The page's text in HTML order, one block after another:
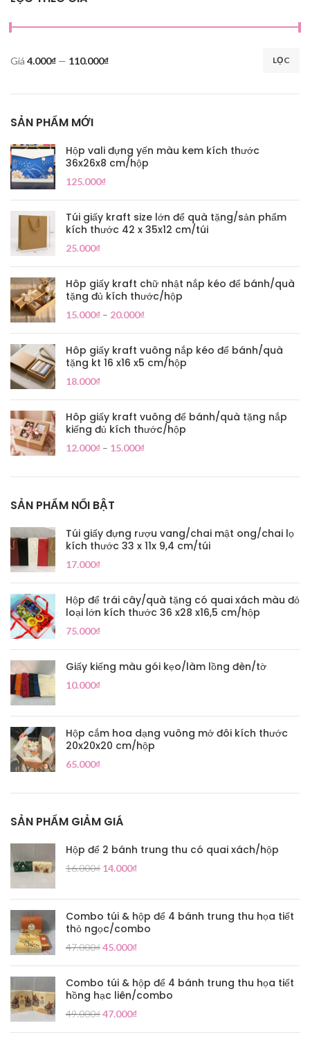
LỌC
Giá 4.000₫ — 110.000₫
SẢN PHẨM MỚI
Hộp vali đựng yến màu kem kích thước
36x26x8 cm/hộp
125.000₫
Túi giấy kraft size lớn để quà tặng/sản phẩm
kích thước 42 x 35x12 cm/túi
25.000₫
Hôp giấy kraft chữ nhật nắp kéo để bánh/quà
tặng đủ kích thước/hộp
15.000₫ – 20.000₫
Hôp giấy kraft vuông nắp kéo để bánh/quà
tặng kt 16 x16 x5 cm/hộp
18.000₫
Hôp giấy kraft vuông để bánh/quà tặng nắp
kiếng đủ kích thước/hộp
12.000₫ – 15.000₫
SẢN PHẨM NỔI BẬT
Túi giấy đựng rượu vang/chai mật ong/chai lọ
kích thước 33 x 11x 9,4 cm/túi
17.000₫
Hộp để trái cây/quà tặng có quai xách màu đỏ
loại lớn kích thước 36 x28 x16,5 cm/hộp
75.000₫
Giấy kiếng màu gói kẹo/làm lồng đèn/tờ
10.000₫
Hộp cắm hoa dạng vuông mở đôi kích thước
20x20x20 cm/hộp
65.000₫
SẢN PHẨM GIẢM GIÁ
Hộp để 2 bánh trung thu có quai xách/hộp
16.000₫ 14.000₫
Combo túi & hộp để 4 bánh trung thu họa tiết
thỏ ngọc/combo
47.000₫45.000₫
Combo túi & hộp để 4 bánh trung thu họa tiết
hồng hạc liên/combo
49.000₫47.000₫